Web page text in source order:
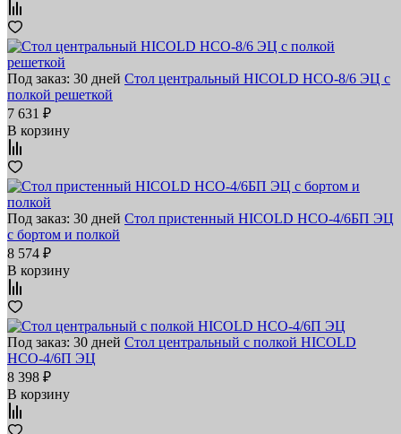
Под заказ: 30 дней Стол центральный HICOLD НСО-8/6 ЭЦ с
полкой решеткой
7 631 ₽
В корзину
Под заказ: 30 дней Стол пристенный HICOLD НСО-4/6БП ЭЦ
с бортом и полкой
8 574 ₽
В корзину
Под заказ: 30 дней Стол центральный с полкой HICOLD
НСО-4/6П ЭЦ
8 398 ₽
В корзину